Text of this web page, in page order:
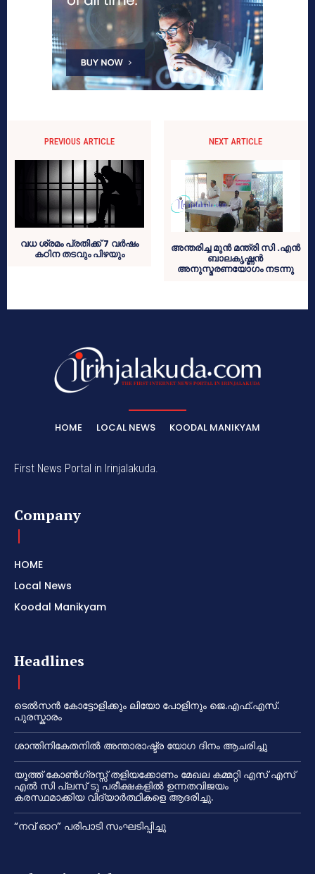
PREVIOUS ARTICLE
വധ ശ്രമം പ്രതിക്ക് 7 വര്‍ഷം
കഠിന തടവും പിഴയും
NEXT ARTICLE
അന്തരിച്ച മുന്‍ മന്ത്രി സി .എന്‍
ബാലകൃഷ്ണന്‍
അനുസ്മരണയോഗം നടന്നു
HOME LOCAL NEWS KOODAL MANIKYAM
First News Portal in Irinjalakuda.
Company
HOME
Local News
Koodal Manikyam
Headlines
ടെൽസൻ കോട്ടോളിക്കും ലിയോ പോളിനും ജെ.എഫ്.എസ്.
പുരസ്കാരം
ശാന്തിനികേതനിൽ അന്താരാഷ്ട്ര യോഗ ദിനം ആചരിച്ചു
യൂത്ത് കോൺഗ്രസ്സ് തളിയക്കോണം മേഖല കമ്മറ്റി എസ് എസ്
എൽ സി പ്ലസ് ടു പരീക്ഷകളിൽ ഉന്നതവിജയം
കരസ്ഥമാക്കിയ വിദ്യാർത്ഥികളെ ആദരിച്ചു.
“നവ് ഓറ” പരിപാടി സംഘടിപ്പിച്ചു